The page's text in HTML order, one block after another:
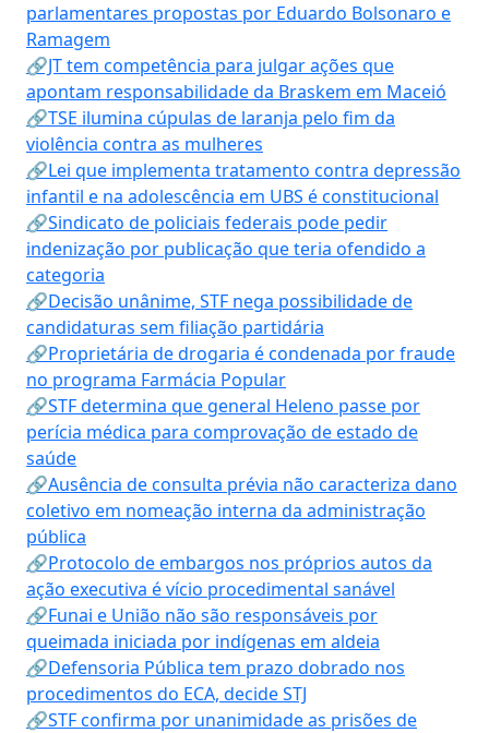
parlamentares propostas por Eduardo Bolsonaro e
Ramagem
🔗JT tem competência para julgar ações que
apontam responsabilidade da Braskem em Maceió
🔗TSE ilumina cúpulas de laranja pelo fim da
violência contra as mulheres
🔗Lei que implementa tratamento contra depressão
infantil e na adolescência em UBS é constitucional
🔗Sindicato de policiais federais pode pedir
indenização por publicação que teria ofendido a
categoria
🔗Decisão unânime, STF nega possibilidade de
candidaturas sem filiação partidária
🔗Proprietária de drogaria é condenada por fraude
no programa Farmácia Popular
🔗STF determina que general Heleno passe por
perícia médica para comprovação de estado de
saúde
🔗Ausência de consulta prévia não caracteriza dano
coletivo em nomeação interna da administração
pública
🔗Protocolo de embargos nos próprios autos da
ação executiva é vício procedimental sanável
🔗Funai e União não são responsáveis por
queimada iniciada por indígenas em aldeia
🔗Defensoria Pública tem prazo dobrado nos
procedimentos do ECA, decide STJ
🔗STF confirma por unanimidade as prisões de